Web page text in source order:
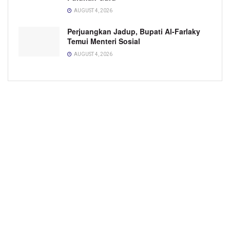
AUGUST 4, 2026
Perjuangkan Jadup, Bupati Al-Farlaky
Temui Menteri Sosial
AUGUST 4, 2026